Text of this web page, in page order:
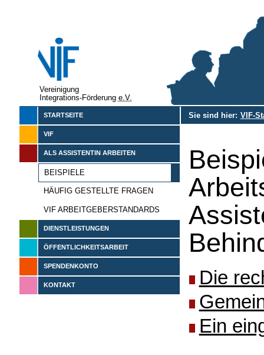
Vereinigung
Integrations-Förderung e.V.
STARTSEITE
VIF
ALS ASSISTENTIN ARBEITEN
BEISPIELE
HÄUFIG GESTELLTE FRAGEN
VIF ARBEITGEBERSTANDARDS
DIENSTLEISTUNGEN
ÖFFENTLICHKEITSARBEIT
SPENDENKONTO
KONTAKT
Sie sind hier: VIF-
Die
Ein